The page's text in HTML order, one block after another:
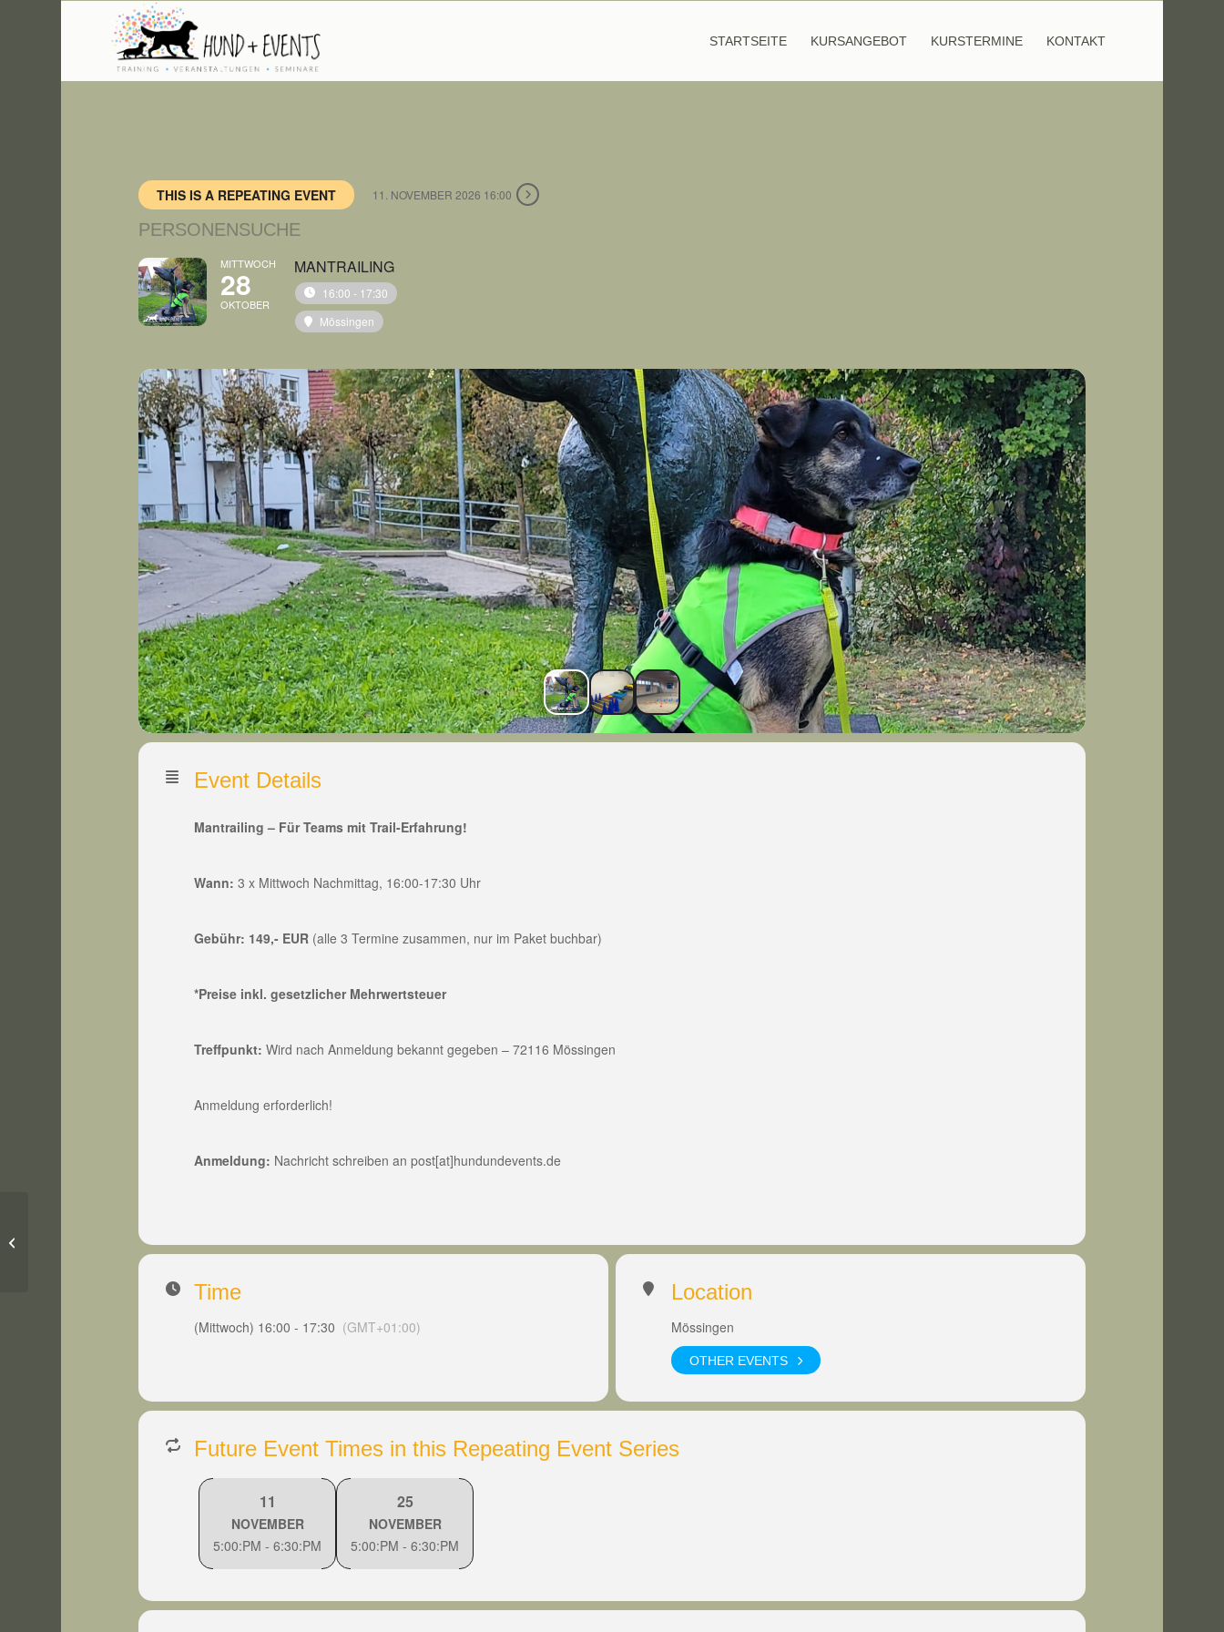
STARTSEITE KURSANGEBOT KURSTERMINE KONTAKT
THIS IS A REPEATING EVENT 11. NOVEMBER 2026 16:00
PERSONENSUCHE
MITTWOCH
28
OKTOBER
MANTRAILING
16:00 - 17:30
Mössingen
Event Details
Mantrailing – Für Teams mit Trail-Erfahrung!
Wann: 3 x Mittwoch Nachmittag, 16:00-17:30 Uhr
Gebühr: 149,- EUR (alle 3 Termine zusammen, nur im Paket buchbar)
*Preise inkl. gesetzlicher Mehrwertsteuer
Treffpunkt: Wird nach Anmeldung bekannt gegeben – 72116 Mössingen
Anmeldung erforderlich!
Anmeldung: Nachricht schreiben an post[at]hundundevents.de
Time
(Mittwoch) 16:00 - 17:30 (GMT+01:00)
Location
Mössingen
OTHER EVENTS
Future Event Times in this Repeating Event Series
11
NOVEMBER
5:00:PM - 6:30:PM
25
NOVEMBER
5:00:PM - 6:30:PM